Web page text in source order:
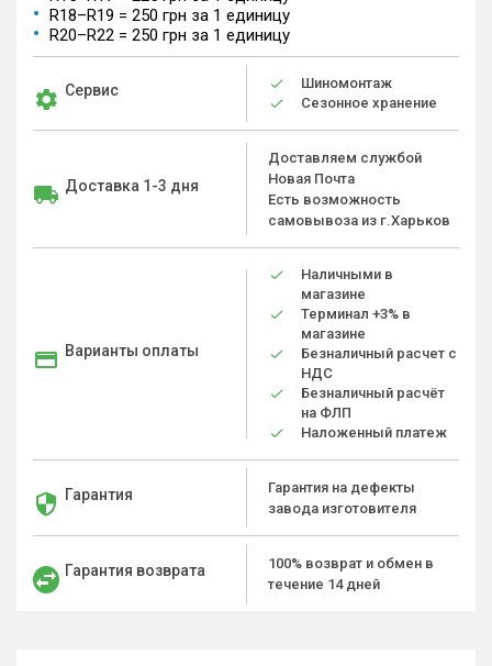
R18–R19 = 250 грн за 1 единицу
R20–R22 = 250 грн за 1 единицу
Сервис
Шиномонтаж
Сезонное хранение
Доставка 1-3 дня
Доставляем службой
Новая Почта
Есть возможность
самовывоза из г.Харьков
Варианты оплаты
Наличными в
магазине
Терминал +3% в
магазине
Безналичный расчет с
НДС
Безналичный расчёт
на ФЛП
Наложенный платеж
Гарантия
Гарантия на дефекты
завода изготовителя
Гарантия возврата
100% возврат и обмен в
течение 14 дней